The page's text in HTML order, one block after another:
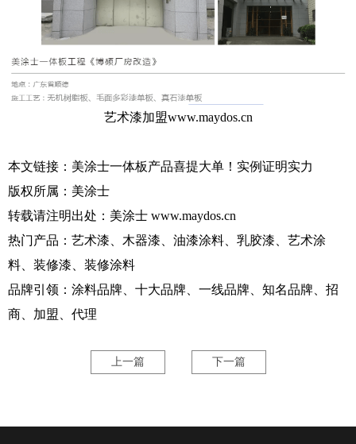
艺术漆加盟www.maydos.cn
本文链接： 美涂士一体板产品喜提大单！实例证明实力
版权所属： 美涂士
转载请注明出处： 美涂士 www.maydos.cn
热门产品：艺术漆、木器漆、油漆涂料、乳胶漆、艺术涂
料、装修漆、装修涂料
品牌引领：涂料品牌、十大品牌、一线品牌、知名品牌、招
商、加盟、代理
上一篇 下一篇